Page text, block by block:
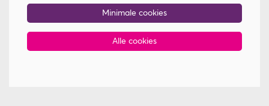
Minimale cookies
Alle cookies